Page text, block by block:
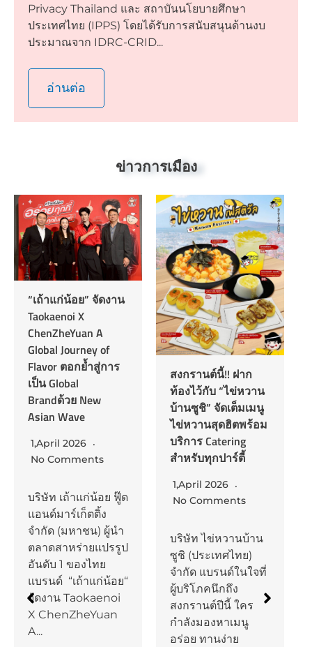
Privacy Thailand และ สถาบันนโยบายศึกษา
ประเทศไทย (IPPS) โดยได้รับการสนับสนุนด้านงบ
ประมาณจาก IDRC-CRID...
อ่านต่อ
ข่าวการเมือง
“เถ้าแก่น้อย” จัดงาน
Taokaenoi X
ChenZheYuan A
Global Journey of
Flavor ตอกย้ำสู่การ
เป็น Global
Brandด้วย New
Asian Wave
1,April 2026
No Comments
บริษัท เถ้าแก่น้อย ฟู๊ด
แอนด์มาร์เก็ตติ้ง
จำกัด (มหาชน) ผู้นำ
ตลาดสาหร่ายแปรรูป
อันดับ 1 ของไทย
แบรนด์ “เถ้าแก่น้อย“
จัดงาน Taokaenoi
X ChenZheYuan
A...
สงกรานต์นี้!! ฝาก
ท้องไว้กับ “ไข่หวาน
บ้านซูชิ” จัดเต็มเมนู
ไข่หวานสุดฮิตพร้อม
บริการ Catering
สำหรับทุกปาร์ตี้
1,April 2026
No Comments
บริษัท ไข่หวานบ้าน
ซูชิ (ประเทศไทย)
จำกัด แบรนด์ในใจที่
ผู้บริโภคนึกถึง
สงกรานต์ปีนี้ ใคร
กำลังมองหาเมนู
อร่อย ทานง่าย